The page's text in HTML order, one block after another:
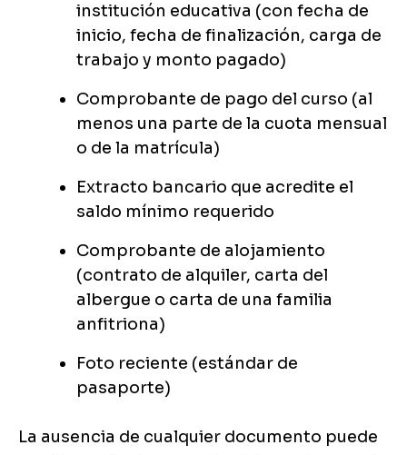
institución educativa (con fecha de
inicio, fecha de finalización, carga de
trabajo y monto pagado)
Comprobante de pago del curso (al
menos una parte de la cuota mensual
o de la matrícula)
Extracto bancario que acredite el
saldo mínimo requerido
Comprobante de alojamiento
(contrato de alquiler, carta del
albergue o carta de una familia
anfitriona)
Foto reciente (estándar de
pasaporte)
La ausencia de cualquier documento puede